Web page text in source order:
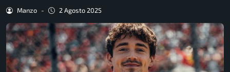
Manzo - 2 Agosto 2025